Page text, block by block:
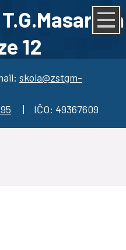
12
skola@zstgm-
| IČO: 49367609